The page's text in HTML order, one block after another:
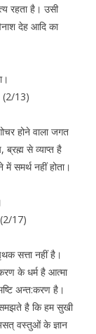
रहता है। उसी
देह आदि का
(2/13)
होने वाला जगत
से व्याप्त है
समर्थ नहीं होता।
(2/17)
सत्ता नहीं है।
के धर्म है आत्मा
अन्त:करण है।
है कि हम सुखी
वस्तुओं के ज्ञान